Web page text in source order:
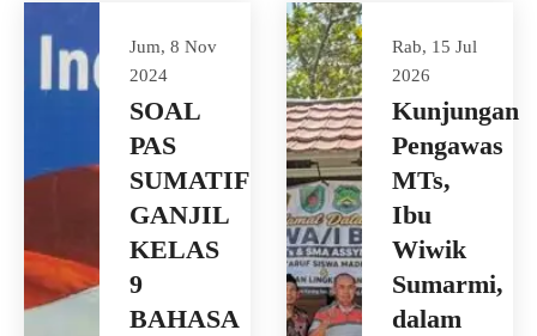
Jum, 8 Nov
2024
SOAL
PAS
SUMATIF
GANJIL
KELAS
9
BAHASA
Rab, 15 Jul
2026
Kunjungan
Pengawas
MTs,
Ibu
Wiwik
Sumarmi,
dalam